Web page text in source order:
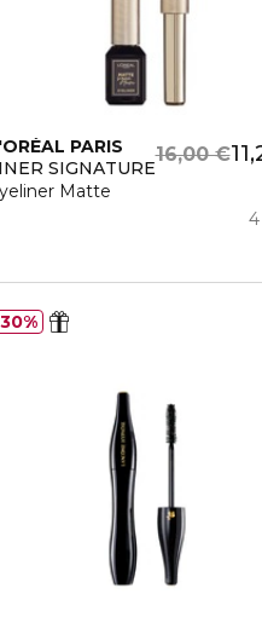
PARIS
SIGNATURE
Matte
16,00 €
30%